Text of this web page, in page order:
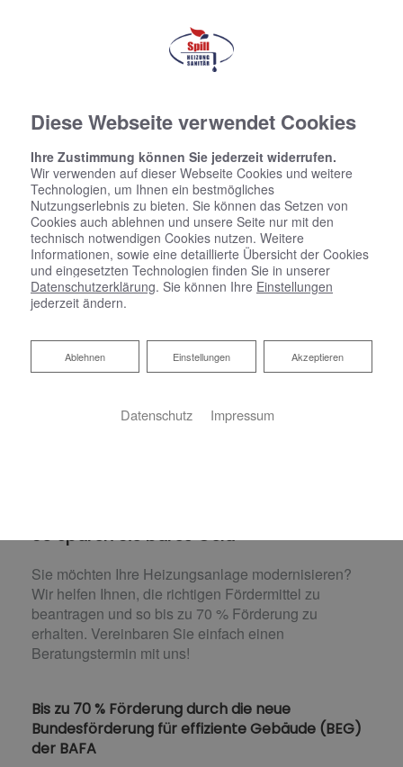
So sparen Sie bares Geld
Sie möchten Ihre Heizungsanlage modernisieren?
Wir helfen Ihnen, die richtigen Fördermittel zu
beantragen und so bis zu 70 % Förderung zu
erhalten. Vereinbaren Sie einfach einen
Beratungstermin mit uns!
Bis zu 70 % Förderung durch die neue
Bundesförderung für effiziente Gebäude (BEG)
der BAFA
Diese Webseite verwendet Cookies
Ihre Zustimmung können Sie jederzeit widerrufen.
Wir verwenden auf dieser Webseite Cookies und weitere
Technologien, um Ihnen ein bestmögliches
Nutzungserlebnis zu bieten. Sie können das Setzen von
Cookies auch ablehnen und unsere Seite nur mit den
technisch notwendigen Cookies nutzen. Weitere
Informationen, sowie eine detaillierte Übersicht der Cookies
und eingesetzten Technologien finden Sie in unserer
Datenschutzerklärung. Sie können Ihre Einstellungen
jederzeit ändern.
Akzeptieren
Einstellungen
Ablehnen
Ablehnen
Datenschutz Impressum